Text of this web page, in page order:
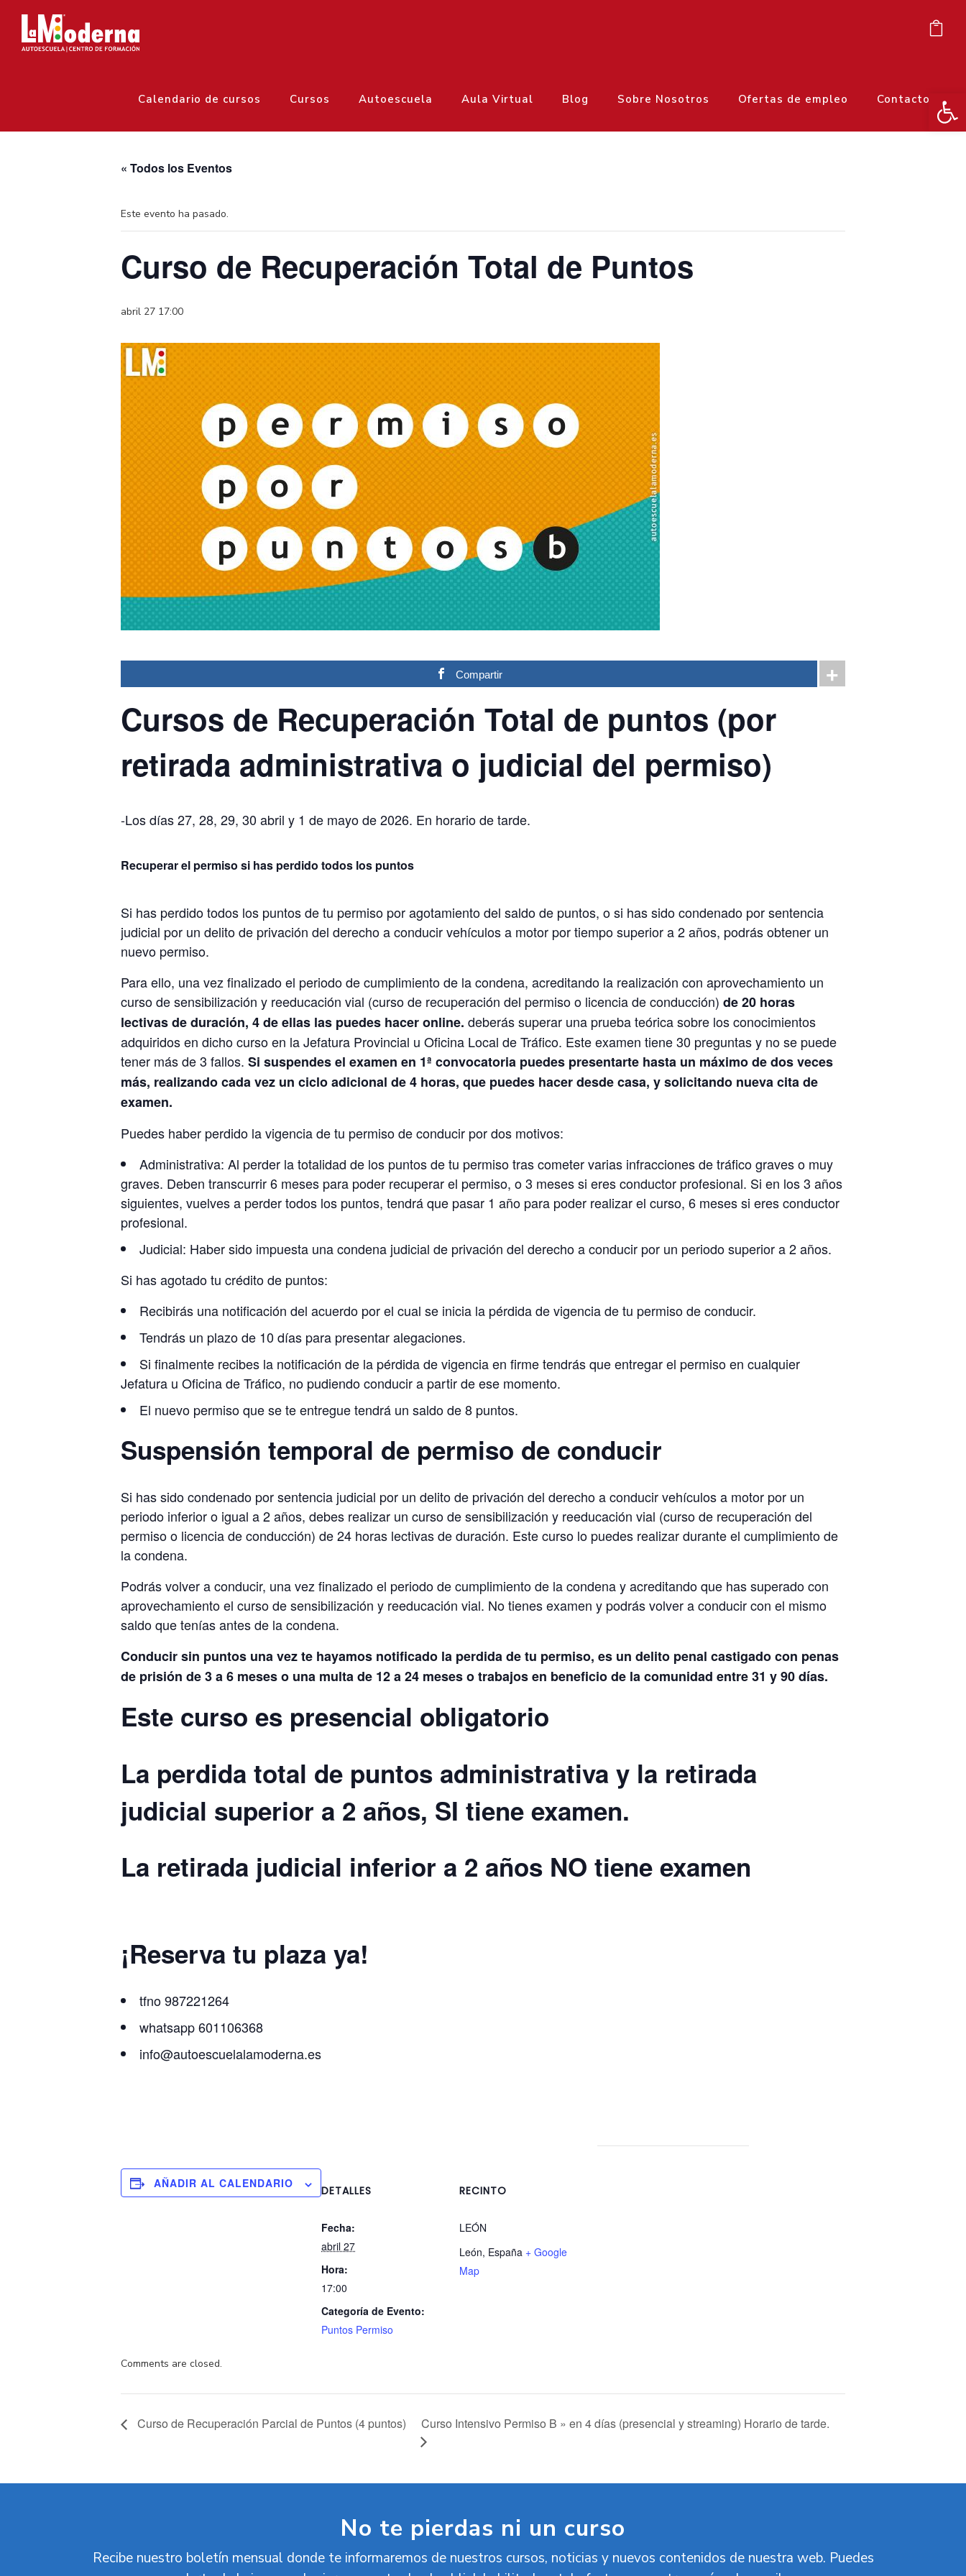
Calendario de cursos Cursos Autoescuela Aula Virtual Blog Sobre Nosotros Ofertas de empleo Contacto
« Todos los Eventos
Este evento ha pasado.
Curso de Recuperación Total de Puntos
abril 27 17:00
Compartir
Cursos de Recuperación Total de puntos (por
retirada administrativa o judicial del permiso)
-Los días 27, 28, 29, 30 abril y 1 de mayo de 2026. En horario de tarde.
Recuperar el permiso si has perdido todos los puntos
Si has perdido todos los puntos de tu permiso por agotamiento del saldo de puntos, o si has sido condenado por sentencia
judicial por un delito de privación del derecho a conducir vehículos a motor por tiempo superior a 2 años, podrás obtener un
nuevo permiso.
Para ello, una vez finalizado el periodo de cumplimiento de la condena, acreditando la realización con aprovechamiento un
curso de sensibilización y reeducación vial (curso de recuperación del permiso o licencia de conducción) de 20 horas
lectivas de duración, 4 de ellas las puedes hacer online. deberás superar una prueba teórica sobre los conocimientos
adquiridos en dicho curso en la Jefatura Provincial u Oficina Local de Tráfico. Este examen tiene 30 preguntas y no se puede
tener más de 3 fallos. Si suspendes el examen en 1ª convocatoria puedes presentarte hasta un máximo de dos veces
más, realizando cada vez un ciclo adicional de 4 horas, que puedes hacer desde casa, y solicitando nueva cita de
examen.
Puedes haber perdido la vigencia de tu permiso de conducir por dos motivos:
Administrativa: Al perder la totalidad de los puntos de tu permiso tras cometer varias infracciones de tráfico graves o muy
graves. Deben transcurrir 6 meses para poder recuperar el permiso, o 3 meses si eres conductor profesional. Si en los 3 años
siguientes, vuelves a perder todos los puntos, tendrá que pasar 1 año para poder realizar el curso, 6 meses si eres conductor
profesional.
Judicial: Haber sido impuesta una condena judicial de privación del derecho a conducir por un periodo superior a 2 años.
Si has agotado tu crédito de puntos:
Recibirás una notificación del acuerdo por el cual se inicia la pérdida de vigencia de tu permiso de conducir.
Tendrás un plazo de 10 días para presentar alegaciones.
Si finalmente recibes la notificación de la pérdida de vigencia en firme tendrás que entregar el permiso en cualquier
Jefatura u Oficina de Tráfico, no pudiendo conducir a partir de ese momento.
El nuevo permiso que se te entregue tendrá un saldo de 8 puntos.
Suspensión temporal de permiso de conducir
Si has sido condenado por sentencia judicial por un delito de privación del derecho a conducir vehículos a motor por un
periodo inferior o igual a 2 años, debes realizar un curso de sensibilización y reeducación vial (curso de recuperación del
permiso o licencia de conducción) de 24 horas lectivas de duración. Este curso lo puedes realizar durante el cumplimiento de
la condena.
Podrás volver a conducir, una vez finalizado el periodo de cumplimiento de la condena y acreditando que has superado con
aprovechamiento el curso de sensibilización y reeducación vial. No tienes examen y podrás volver a conducir con el mismo
saldo que tenías antes de la condena.
Conducir sin puntos una vez te hayamos notificado la perdida de tu permiso, es un delito penal castigado con penas
de prisión de 3 a 6 meses o una multa de 12 a 24 meses o trabajos en beneficio de la comunidad entre 31 y 90 días.
Este curso es presencial obligatorio
La perdida total de puntos administrativa y la retirada
judicial superior a 2 años, SI tiene examen.
La retirada judicial inferior a 2 años NO tiene examen
¡Reserva tu plaza ya!
tfno 987221264
whatsapp 601106368
info@autoescuelalamoderna.es
AÑADIR AL CALENDARIO
DETALLES
Fecha:
abril 27
Hora:
17:00
Categoría de Evento:
Puntos Permiso
RECINTO
LEÓN
León, España + Google
Map
Comments are closed.
Curso de Recuperación Parcial de Puntos (4 puntos) Curso Intensivo Permiso B » en 4 días (presencial y streaming) Horario de tarde.
No te pierdas ni un curso
Recibe nuestro boletín mensual donde te informaremos de nuestros cursos, noticias y nuevos contenidos de nuestra web. Puedes